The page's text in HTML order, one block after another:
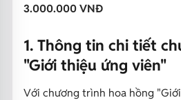
3.000.000 VNĐ
1. Thông tin chi tiết
"Giới thiệu ứng viên"
Với chương trình hoa hồng